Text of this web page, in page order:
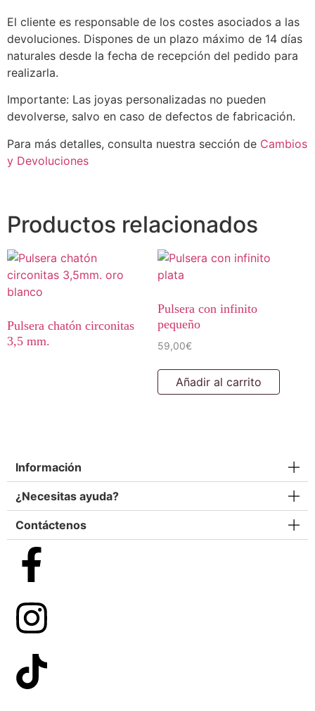
El cliente es responsable de los costes asociados a las
devoluciones. Dispones de un plazo máximo de 14 días
naturales desde la fecha de recepción del pedido para
realizarla.
Importante: Las joyas personalizadas no pueden
devolverse, salvo en caso de defectos de fabricación.
Para más detalles, consulta nuestra sección de Cambios
y Devoluciones
Productos relacionados
Pulsera chatón circonitas
3,5 mm.
Pulsera con infinito
pequeño
59,00€
Añadir al carrito
Información
¿Necesitas ayuda?
Contáctenos